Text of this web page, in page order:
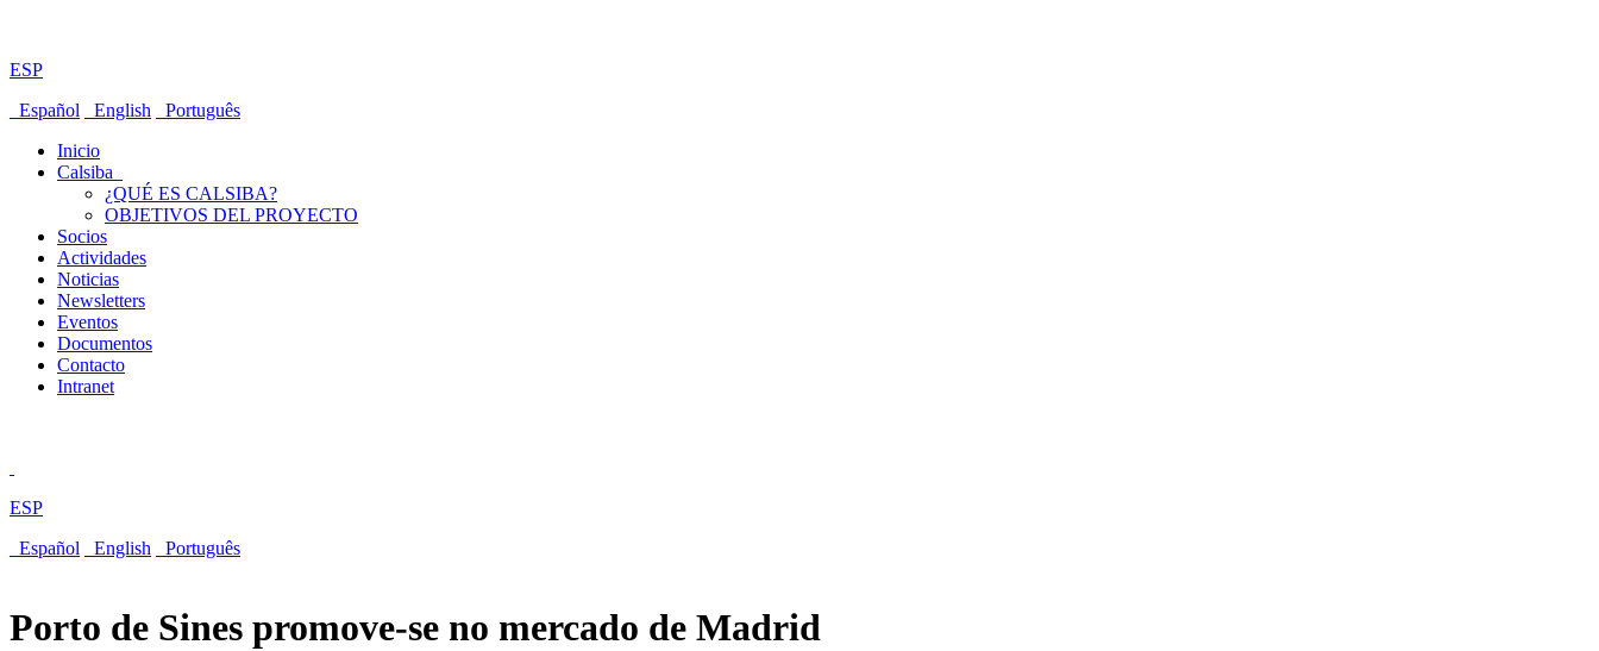
ESP
Español
English
Português
Inicio
Calsiba
¿QUÉ ES CALSIBA?
OBJETIVOS DEL PROYECTO
Socios
Actividades
Noticias
Newsletters
Eventos
Documentos
Contacto
Intranet
ESP
Español
English Português
Porto de Sines promove-se no mercado de Madrid